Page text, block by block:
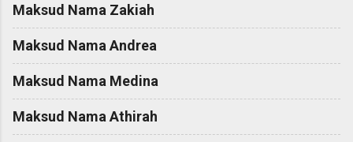
Maksud Nama Zakiah
Maksud Nama Andrea
Maksud Nama Medina
Maksud Nama Athirah